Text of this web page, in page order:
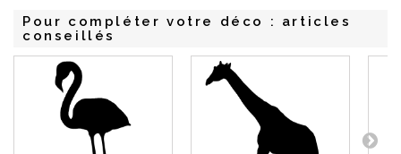
Pour compléter votre déco : articles
conseillés